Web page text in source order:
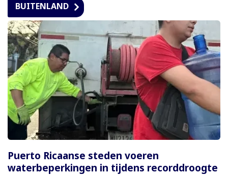
BUITENLAND
Puerto Ricaanse steden voeren
waterbeperkingen in tijdens recorddroogte